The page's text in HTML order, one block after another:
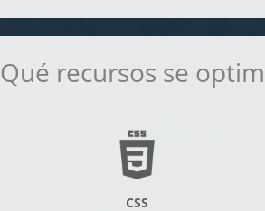
Qué recursos se
CSS